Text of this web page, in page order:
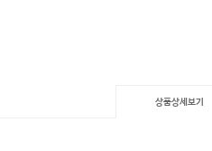
상품상세보기